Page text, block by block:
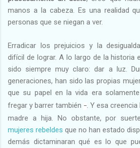
manos a la cabeza. Es una realidad
personas que se niegan a ver.
Erradicar los prejuicios y la
difícil de lograr. A lo largo de la historia
sido siempre muy claro: dar a luz.
generaciones, han sido las propias
que su papel en la vida era
fregar y barrer también – . Y esa
madre a hija. No obstante, por
mujeres rebeldes que no han estado
demás dictaminaran qué es lo que